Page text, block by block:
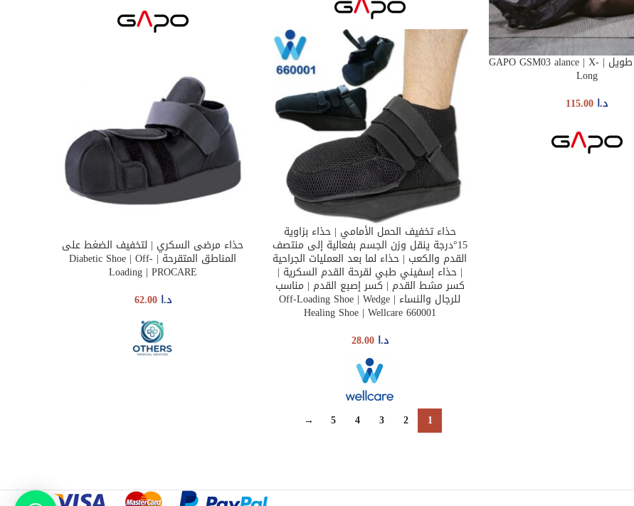
كف القدم | طويل | GAPO GSM03 alance | X-
Long
د.ا 115.00
SELECT OPTIONS
حذاء تخفيف الحمل الأمامي | حذاء بزاوية
15°درجة ينقل وزن الجسم بفعالية إلى منتصف
القدم والكعب | حذاء لما بعد العمليات الجراحية
| حذاء إسفيني طبي لقرحة القدم السكرية |
كسر مشط القدم | كسر إصبع القدم | مناسب
للرجال والنساء | Off-Loading Shoe | Wedge
Healing Shoe | Wellcare 660001
د.ا 28.00
SELECT OPTIONS
حذاء مرضى السكري | لتخفيف الضغط على
المناطق المتقرحة | Diabetic Shoe | Off-
Loading | PROCARE
د.ا 62.00
1
2
3
4
5
→